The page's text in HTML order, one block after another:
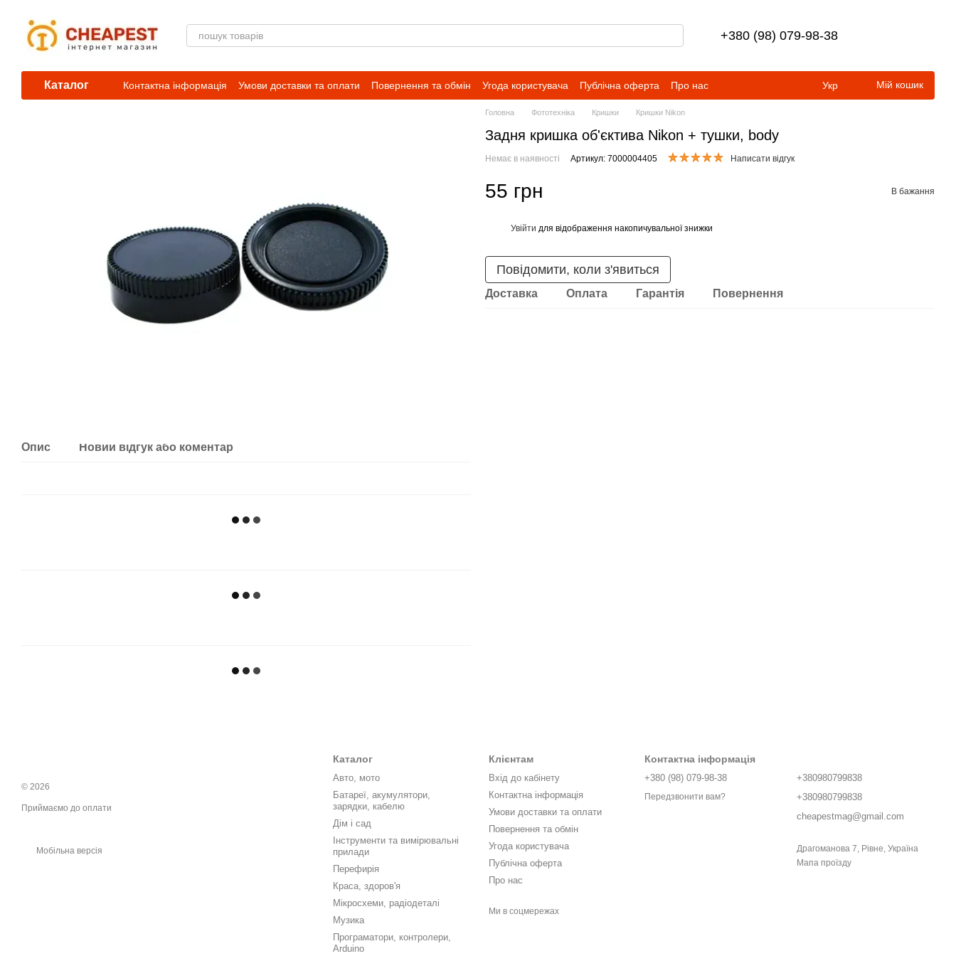
+380 (98) 079-98-38
Каталог Контактна інформація Умови доставки та оплати Повернення та обмін Угода користувача Публічна оферта Про нас Укр Мій кошик
Опис Новий відгук або коментар
Головна Фототехніка Кришки Кришки Nikon
Задня кришка об'єктива Nikon + тушки, body
Немає в наявності Артикул: 7000004405 Написати відгук
55 грн В бажання
Увійти для відображення накопичувальної знижки
Повідомити, коли з'явиться
Доставка Оплата Гарантія Повернення
© 2026
Приймаємо до оплати
Мобільна версія
Каталог
Авто, мото
Батареї, акумулятори,
зарядки, кабелю
Дім і сад
Інструменти та вимірювальні
прилади
Перефирія
Краса, здоров'я
Мікросхеми, радіодеталі
Музика
Програматори, контролери,
Arduino
Клієнтам
Вхід до кабінету
Контактна інформація
Умови доставки та оплати
Повернення та обмін
Угода користувача
Публічна оферта
Про нас
Ми в соцмережах
Контактна інформація
+380 (98) 079-98-38
Передзвонити вам?
+380980799838
+380980799838
cheapestmag@gmail.com
Драгоманова 7, Рівне, Україна
Мапа проїзду